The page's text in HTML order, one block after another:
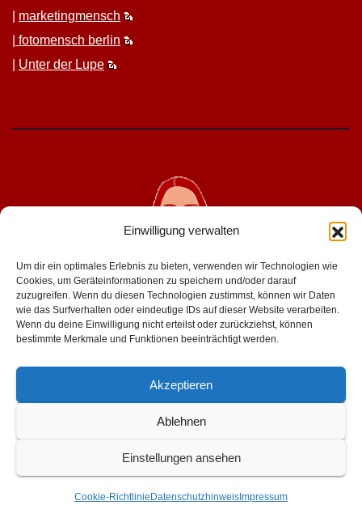
Einwilligung verwalten
Um dir ein optimales Erlebnis zu bieten, verwenden wir Technologien wie
Cookies, um Geräteinformationen zu speichern und/oder darauf
zuzugreifen. Wenn du diesen Technologien zustimmst, können wir Daten
wie das Surfverhalten oder eindeutige IDs auf dieser Website verarbeiten.
Wenn du deine Einwilligung nicht erteilst oder zurückziehst, können
bestimmte Merkmale und Funktionen beeinträchtigt werden.
Akzeptieren
Ablehnen
Einstellungen ansehen
Cookie-Richtlinie Datenschutzhinweis Impressum
mar­ket­ing­men­sch
fotomen­sch berlin
Unter der Lupe
geniesserinnen.de